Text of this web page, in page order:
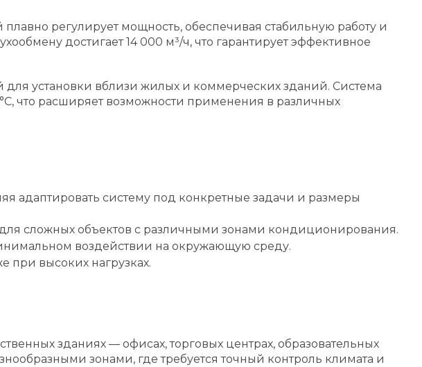
регулирует мощность, обеспечивая стабильную работу и
достигает 14 000 м³/ч, что гарантирует эффективное
установки вблизи жилых и коммерческих зданий. Система
что расширяет возможности применения в различных
адаптировать систему под конкретные задачи и размеры
сложных объектов с различными зонами кондиционирования.
воздействии на окружающую среду.
при высоких нагрузках.
зданиях — офисах, торговых центрах, образовательных
зонами, где требуется точный контроль климата и